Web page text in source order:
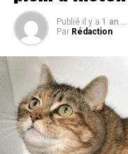
participer.
Étant donné que les
similaires à ceux des
les gènes qui
certains chiens de
de développer
opportunités de
Publié il y a 1 an ...
Par Rédaction